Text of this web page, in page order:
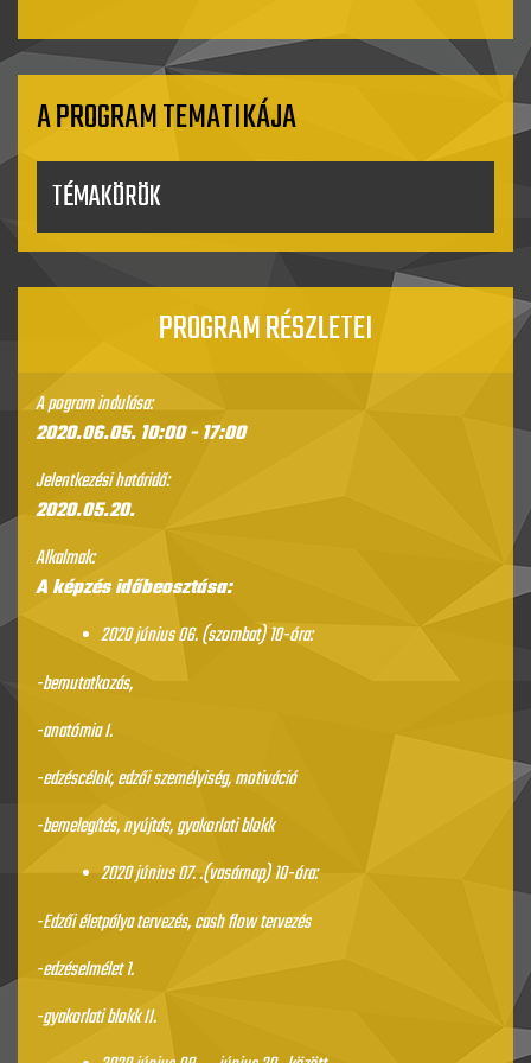
A PROGRAM TEMATIKÁJA
TÉMAKÖRÖK
PROGRAM RÉSZLETEI
A pogram indulása:
2020.06.05.10:00- 17:00
Jelentkezési határidő:
2020.05.20.
Alkalmak:
A képzés időbeosztása:
2020 június 06. (szombat) 10-óra:
-bemutatkozás,
-anatómia I.
-edzéscélok, edzői személyiség, motiváció
-bemelegítés, nyújtás, gyakorlati blokk
2020 június 07. .(vasárnap) 10-óra:
-Edzői életpálya tervezés, cash flow tervezés
-edzéselmélet 1.
-gyakorlati blokk II.